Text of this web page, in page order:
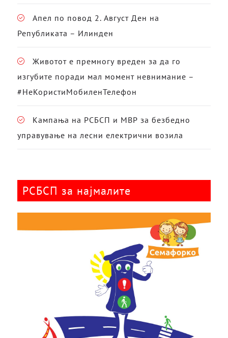
Апел по повод 2. Август Ден на
Републиката – Илинден
Животот е премногу вреден за да го
изгубите поради мал момент невнимание –
#НеКористиМобиленТелефон
Кампања на РСБСП и МВР за безбедно
управување на лесни електрични возила
РСБСП за најмалите